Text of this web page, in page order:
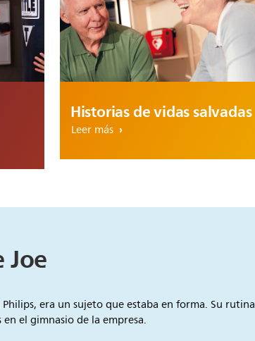
Historias de vidas salvadas
Leer más
era un sujeto que estaba en forma. Su rutina
el gimnasio de la empresa.